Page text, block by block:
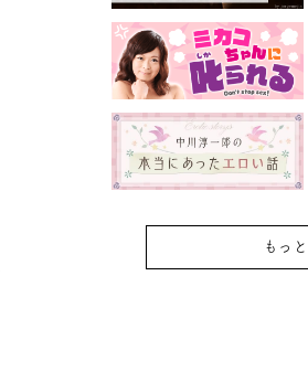
もっ